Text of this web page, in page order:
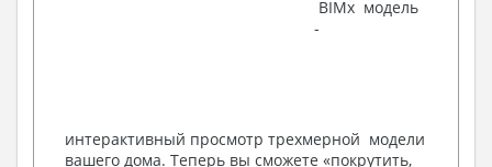
Инженеров – всегда готовы воплотить Вашу мечту
условий, за дополнительную плату.
BIMx модель
-
интерактивный просмотр трехмерной модели
вашего дома. Теперь вы сможете «покрутить,